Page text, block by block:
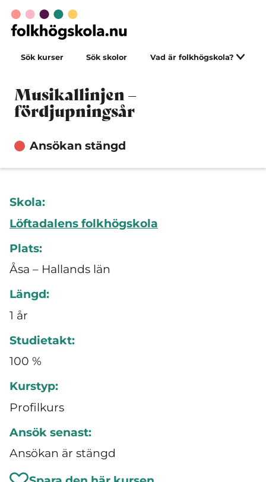
Sök kurser Sök skolor Vad är folkhögskola?
Musikallinjen –
fördjupningsår
Ansökan stängd
Skola:
Löftadalens folkhögskola
Plats:
Åsa – Hallands län
Längd:
1 år
Studietakt:
100 %
Kurstyp:
Profilkurs
Ansök senast:
Ansökan är stängd